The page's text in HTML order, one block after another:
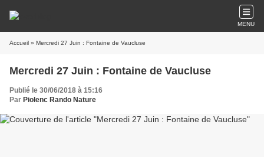
MENU
Accueil » Mercredi 27 Juin : Fontaine de Vaucluse
Mercredi 27 Juin : Fontaine de Vaucluse
Publié le 30/06/2018 à 15:16
Par Piolenc Rando Nature